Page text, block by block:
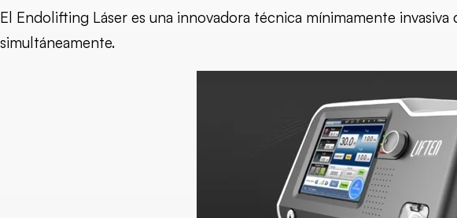
El Endolifting Láser es una innovadora técnica mínimamente
simultáneamente.